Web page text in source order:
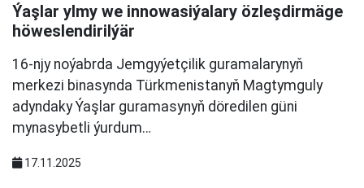
Ýaşlar ylmy we innowasiýalary özleşdirmäge
höweslendirilýär
16-njy noýabrda Jemgyýetçilik guramalarynyň
merkezi binasynda Türkmenistanyň Magtymguly
adyndaky Ýaşlar guramasynyň döredilen güni
mynasybetli ýurdum…
17.11.2025